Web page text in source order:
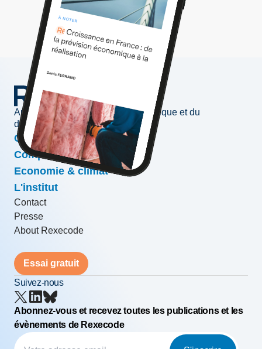
Au service de l'information économique et du
développement des entreprises
Conjoncture & prévisions
Compétitivité & croissance
Economie & climat
L'institut
Contact
Presse
About Rexecode
Essai gratuit
Suivez-nous
Abonnez-vous et recevez toutes les publications et les
évènements de Rexecode